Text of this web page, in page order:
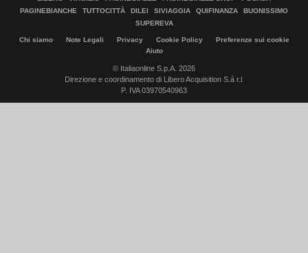
PAGINEBIANCHE
TUTTOCITTÀ DILEI SIVIAGGIA QUIFINANZA
BUONISSIMO
SUPEREVA
Chi siamo Note Legali Privacy Cookie Policy
Preferenze sui cookie
Aiuto
© Italiaonline S.p.A. 2026
Direzione e coordinamento di Libero Acquisition S.á r.l.
P. IVA 03970540963